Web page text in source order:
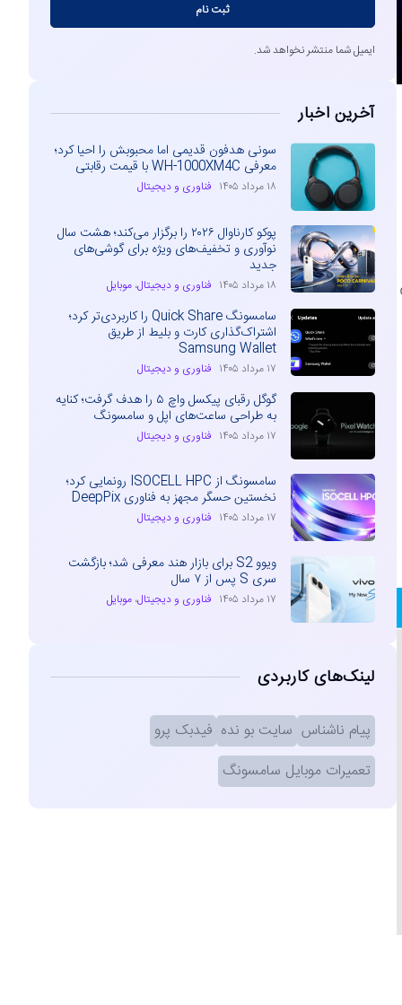
ثبت نام
ایمیل شما منتشر نخواهد شد.
آخرین اخبار
سونی هدفون قدیمی اما محبوبش را احیا کرد؛
معرفی WH-1000XM4C با قیمت رقابتی
۱۸ مرداد ۱۴۰۵ فناوری و دیجیتال
پوکو کارناوال ۲۰۲۶ را برگزار می‌کند؛ هشت سال
نوآوری و تخفیف‌های ویژه برای گوشی‌های
جدید
۱۸ مرداد ۱۴۰۵ فناوری و دیجیتال،موبایل
سامسونگ Quick Share را کاربردی‌تر کرد؛
اشتراک‌گذاری کارت و بلیط از طریق
Samsung Wallet
۱۷ مرداد ۱۴۰۵ فناوری و دیجیتال
گوگل رقبای پیکسل واچ ۵ را هدف گرفت؛ کنایه
به طراحی ساعت‌های اپل و سامسونگ
۱۷ مرداد ۱۴۰۵ فناوری و دیجیتال
سامسونگ از ISOCELL HPC رونمایی کرد؛
نخستین حسگر مجهز به فناوری DeepPix
۱۷ مرداد ۱۴۰۵ فناوری و دیجیتال
ویوو S2 برای بازار هند معرفی شد؛ بازگشت
سری S پس از ۷ سال
۱۷ مرداد ۱۴۰۵ فناوری و دیجیتال،موبایل
لینک‌های کاربردی
پیام ناشناس سایت بو نده فیدبک پرو
تعمیرات موبایل سامسونگ